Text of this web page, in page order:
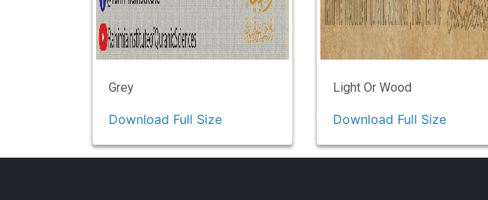
Grey
Download Full Size
Light Or Wood
Download Full Size